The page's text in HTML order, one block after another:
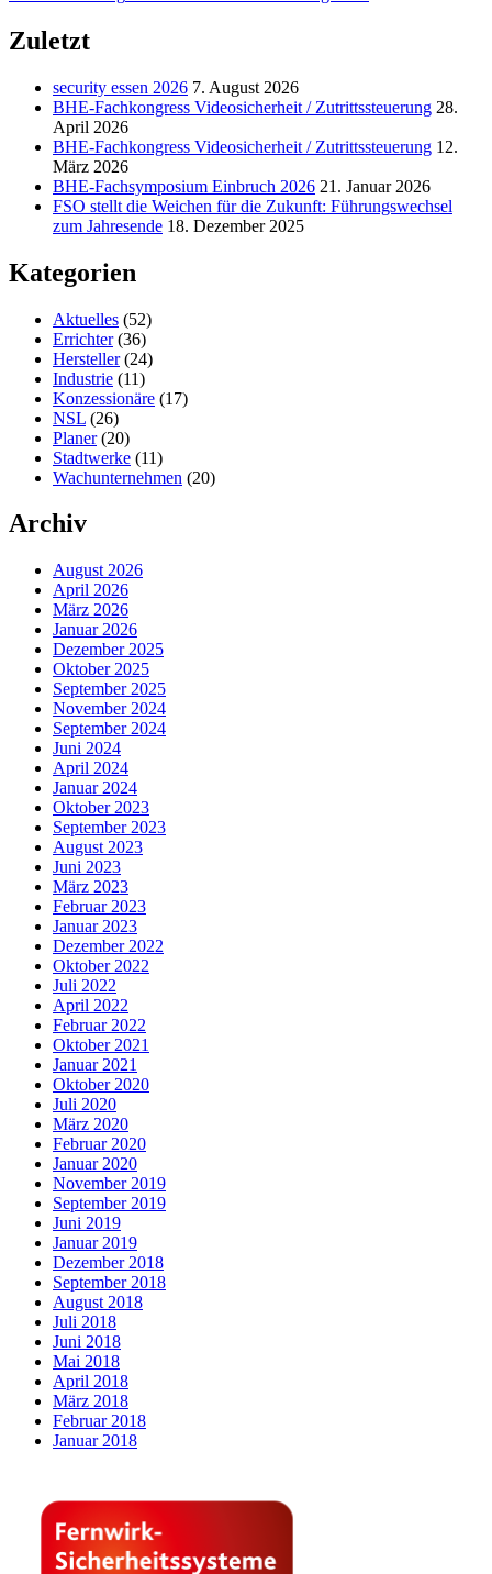
springen
Zuletzt
security essen 2026 7. August 2026
BHE-Fachkongress Videosicherheit / Zutrittssteuerung 28.
April 2026
BHE-Fachkongress Videosicherheit / Zutrittssteuerung 12.
März 2026
BHE-Fachsymposium Einbruch 2026 21. Januar 2026
FSO stellt die Weichen für die Zukunft: Führungswechsel
zum Jahresende 18. Dezember 2025
Kategorien
Aktuelles (52)
Errichter(36)
Hersteller(24)
Industrie (11)
Konzessionäre (17)
NSL (26)
Planer(20)
Stadtwerke (11)
Wachunternehmen (20)
Archiv
August 2026
April 2026
März 2026
Januar 2026
Dezember 2025
Oktober 2025
September 2025
November 2024
September 2024
Juni 2024
April 2024
Januar 2024
Oktober 2023
September 2023
August 2023
Juni 2023
März 2023
Februar 2023
Januar 2023
Dezember 2022
Oktober 2022
Juli 2022
April 2022
Februar 2022
Oktober 2021
Januar 2021
Oktober 2020
Juli 2020
März 2020
Februar 2020
Januar 2020
November 2019
September 2019
Juni 2019
Januar 2019
Dezember 2018
September 2018
August 2018
Juli 2018
Juni 2018
Mai 2018
April 2018
März 2018
Februar 2018
Januar 2018